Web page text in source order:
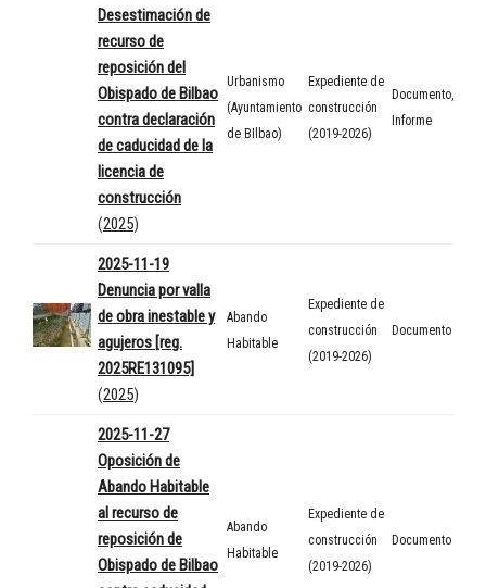
Desestimación de
recurso de
reposición del
Obispado de Bilbao
contra declaración
de caducidad de la
licencia de
construcción
(2025)
Urbanismo
(Ayuntamiento
de BIlbao)
Expediente de
construcción
(2019-2026)
Documento
Informe
2025-11-19
Denuncia por valla
de obra inestable y
agujeros [reg.
2025RE131095]
(2025)
Abando
Habitable
Expediente de
construcción
(2019-2026)
Documento
2025-11-27
Oposición de
Abando Habitable
al recurso de
reposición de
Obispado de Bilbao
Abando
Habitable
Expediente de
construcción
(2019-2026)
Documento